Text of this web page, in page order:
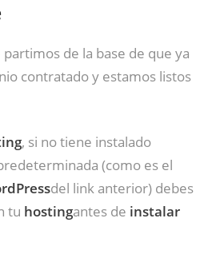
de la base de que ya
contratado y estamos listos
, si no tiene instalado
(como es el
del link anterior) debes
tu hostingantes de instalar